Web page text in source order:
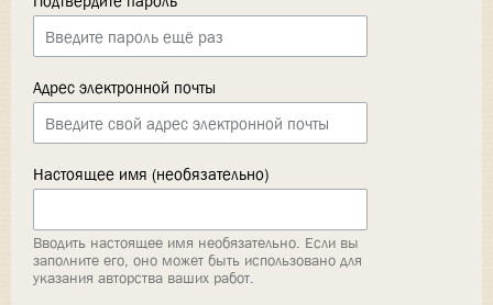
Адрес электронной почты
Настоящее имя (необязательно)
Вводить настоящее имя необязательно. Если вы
заполните его, оно может быть использовано для
указания авторства ваших работ.